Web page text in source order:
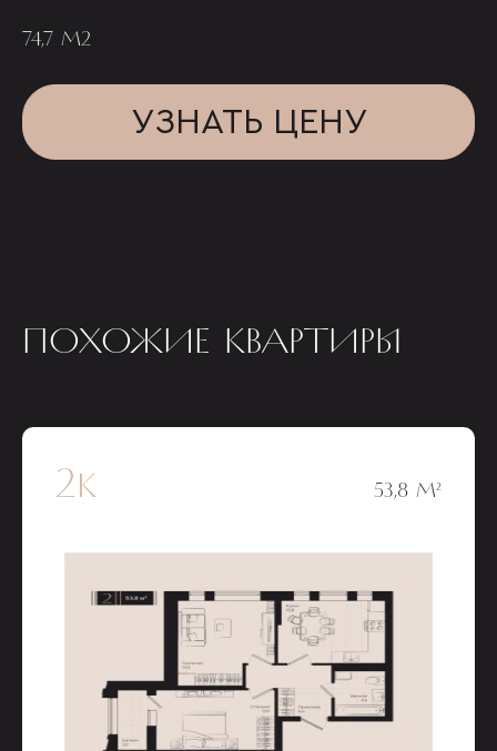
74,7 М2
УЗНАТЬ ЦЕНУ
ПОХОЖИЕ КВАРТИРЫ
2к 53,8 М²